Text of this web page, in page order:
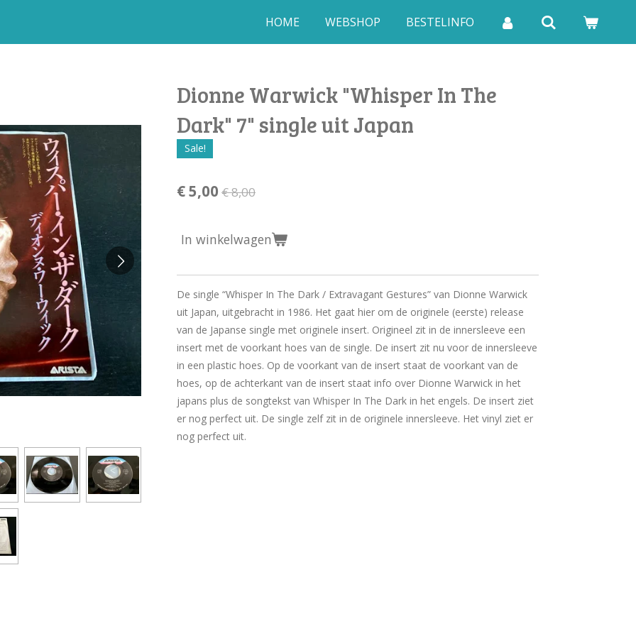
HOME WEBSHOP BESTELINFO
Dionne Warwick "Whisper In The
Dark" 7" single uit Japan
Sale!
€ 5,00 € 8,00
In winkelwagen
De single “Whisper In The Dark / Extravagant Gestures” van Dionne Warwick
uit Japan, uitgebracht in 1986. Het gaat hier om de originele (eerste) release
van de Japanse single met originele insert. Origineel zit in de innersleeve een
insert met de voorkant hoes van de single. De insert zit nu voor de innersleeve
in een plastic hoes. Op de voorkant van de insert staat de voorkant van de
hoes, op de achterkant van de insert staat info over Dionne Warwick in het
japans plus de songtekst van Whisper In The Dark in het engels. De insert ziet
er nog perfect uit. De single zelf zit in de originele innersleeve. Het vinyl ziet er
nog perfect uit.